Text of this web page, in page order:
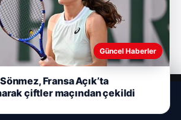
Güncel Haberler
Fransa Açık’ta
çiftler maçından çekildi